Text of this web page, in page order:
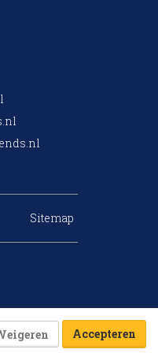
Sitemap
Accepteren